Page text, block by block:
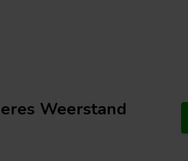
Weerstand